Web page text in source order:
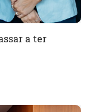
a ter